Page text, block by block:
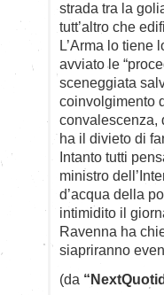
strada tra la
tutt’altro che
L’Arma lo tiene
avviato le
sceneggiata
coinvolgimento
convalescenza,
ha il divieto di
Intanto tutti
ministro
d’acqua della
intimidito il
Ravenna ha
siapriranno
(da